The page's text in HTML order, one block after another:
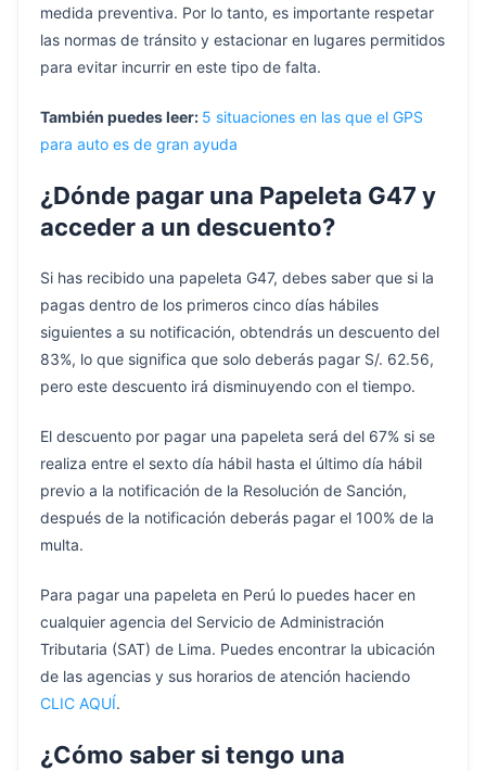
medida preventiva. Por lo tanto, es importante respetar
las normas de tránsito y estacionar en lugares permitidos
para evitar incurrir en este tipo de falta.
También puedes leer: 5 situaciones en las que el GPS
para auto es de gran ayuda
¿Dónde pagar una Papeleta G47 y
acceder a un descuento?
Si has recibido una papeleta G47, debes saber que si la
pagas dentro de los primeros cinco días hábiles
siguientes a su notificación, obtendrás un descuento del
83%, lo que significa que solo deberás pagar S/. 62.56,
pero este descuento irá disminuyendo con el tiempo.
El descuento por pagar una papeleta será del 67% si se
realiza entre el sexto día hábil hasta el último día hábil
previo a la notificación de la Resolución de Sanción,
después de la notificación deberás pagar el 100% de la
multa.
Para pagar una papeleta en Perú lo puedes hacer en
cualquier agencia del Servicio de Administración
Tributaria (SAT) de Lima. Puedes encontrar la ubicación
de las agencias y sus horarios de atención haciendo
CLIC AQUÍ.
¿Cómo saber si tengo una